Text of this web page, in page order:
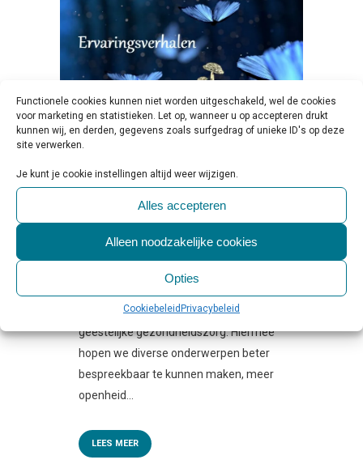
Functionele cookies kunnen niet worden uitgeschakeld, wel de cookies
voor marketing en statistieken. Let op, wanneer u op accepteren drukt
kunnen wij, en derden, gegevens zoals surfgedrag of unieke ID's op deze
site verwerken.
Je kunt je cookie instellingen altijd weer wijzigen.
Alles accepteren
Alleen noodzakelijke cookies
Opties
Cookiebeleid Privacybeleid
12 DEC ERVARINGSVERHALEN
| DONKERE DAGEN
Geplaatst op 10:00hinBeschouwing &
Verdieping,Column 0 Reactie's 0
visies van ervaringsdeskundigen in de
geestelijke gezondheidszorg. Hiermee
hopen we diverse onderwerpen beter
bespreekbaar te kunnen maken, meer
openheid...
LEES MEER